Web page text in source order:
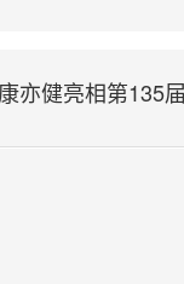
亦健亮相第135